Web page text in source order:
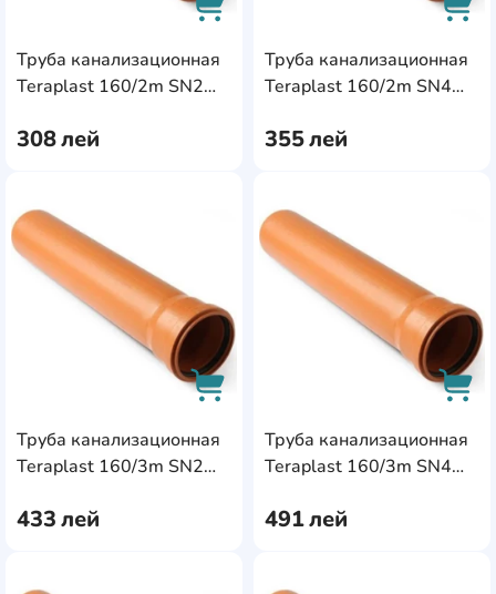
Труба канализационная
Teraplast 160/2m SN2
308лей
AddCardToCart
Труба канализационная
Teraplast 160/2m SN4
355лей
Труба канализационная
Teraplast 160/3m SN2
433лей
AddCardToFavourite
AddCardToCart
Труба канализационная
Teraplast 160/3m SN4
491лей